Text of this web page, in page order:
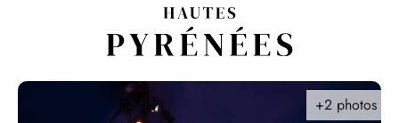
+2 photos